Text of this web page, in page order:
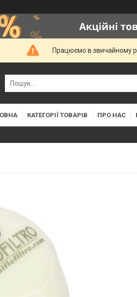
Працюємо в звичайному
КАТЕГОРІЇ ТОВАРІВ ПРО НАС